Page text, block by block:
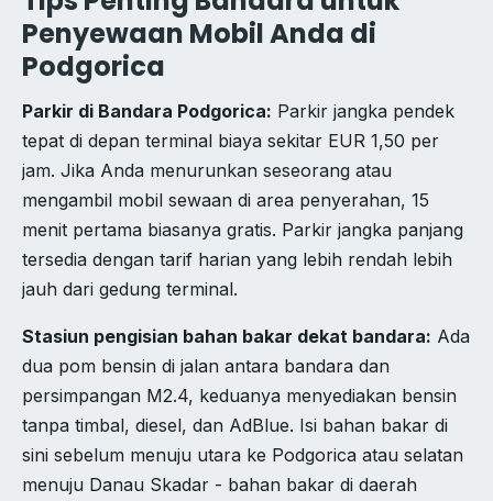
Penyewaan Mobil Anda di
Podgorica
Parkir di Bandara Podgorica: Parkir jangka pendek
tepat di depan terminal biaya sekitar EUR 1,50 per
jam. Jika Anda menurunkan seseorang atau
mengambil mobil sewaan di area penyerahan, 15
menit pertama biasanya gratis. Parkir jangka panjang
tersedia dengan tarif harian yang lebih rendah lebih
jauh dari gedung terminal.
Stasiun pengisian bahan bakar dekat bandara: Ada
dua pom bensin di jalan antara bandara dan
persimpangan M2.4, keduanya menyediakan bensin
tanpa timbal, diesel, dan AdBlue. Isi bahan bakar di
sini sebelum menuju utara ke Podgorica atau selatan
menuju Danau Skadar - bahan bakar di daerah